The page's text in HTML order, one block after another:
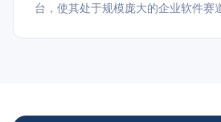
台，使其处于规模庞大的企业软件赛